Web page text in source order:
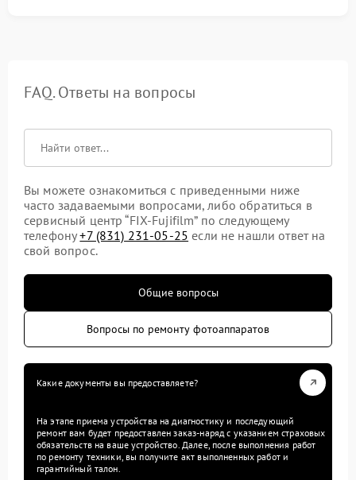
FAQ. Ответы на вопросы
Вы можете ознакомиться с приведенными ниже
часто задаваемыми вопросами, либо обратиться в
сервисный центр “FIX-Fujifilm” по следующему
телефону+7 (831) 231-05-25 если не нашли ответ на
свой вопрос.
Общие вопросы
Вопросы по ремонту фотоаппаратов
Какие документы вы предоставляете?
На этапе приема устройства на диагностику и последующий
ремонт вам будет предоставлен заказ-наряд с указанием страховых
обязательств на ваше устройство. Далее, после выполнения работ
по ремонту техники, вы получите акт выполненных работ и
гарантийный талон.